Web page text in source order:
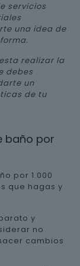
servicios
una idea de
realizar la
debes
un
de tu
baño por
por 1.000
que hagas y
y
no
cambios